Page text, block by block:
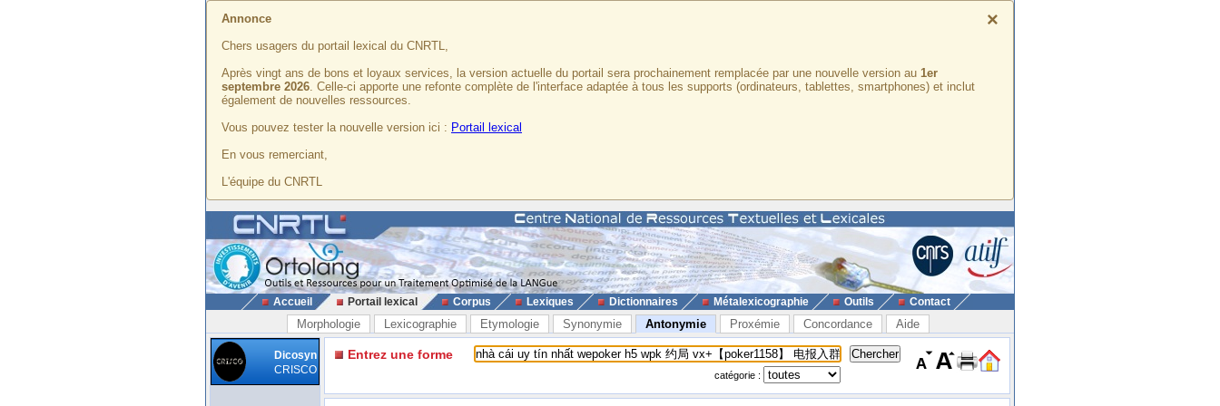
×
Annonce
Chers usagers du portail lexical du CNRTL,
Après vingt ans de bons et loyaux services, la version actuelle du portail sera prochainement remplacée par une nouvelle version au 1er
septembre 2026. Celle-ci apporte une refonte complète de l'interface adaptée à tous les supports (ordinateurs, tablettes, smartphones) et inclut
également de nouvelles ressources.
Vous pouvez tester la nouvelle version ici : Portail lexical
En vous remerciant,
L'équipe du CNRTL
Accueil Portail lexical Corpus Lexiques Dictionnaires Métalexicographie Outils Contact
Morphologie Lexicographie Etymologie Synonymie Antonymie Proxémie Concordance Aide
Dicosyn
CRISCO
Entrez une forme
catégorie :